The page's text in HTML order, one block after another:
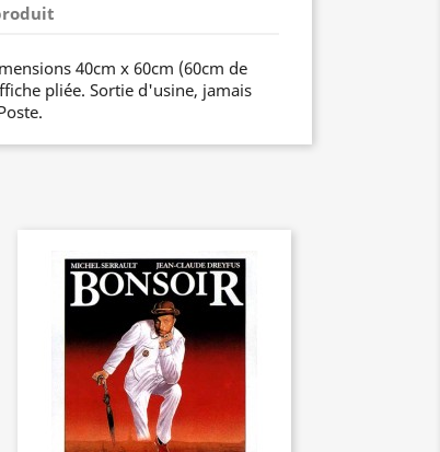
40cm x 60cm (60cm de
pliée. Sortie d'usine, jamais